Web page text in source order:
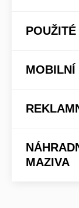
MOBILNÍ
MAZIVA